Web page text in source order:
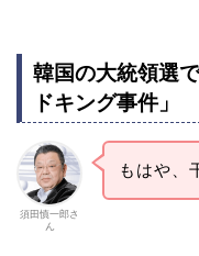
韓国の大統領選
ドキング事件」
須田慎一郎さ
ん
もはや、